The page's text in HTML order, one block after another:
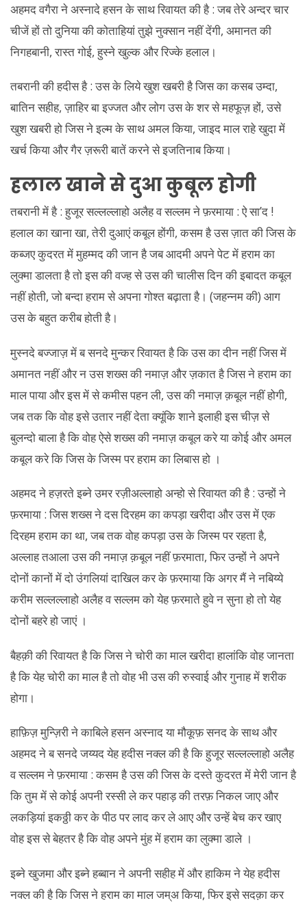
अहमद वगैरा ने अस्नादे हसन के साथ रिवायत की है : जब तेरे अन्दर चार
चीजें हों तो दुनिया की कोताहियां तुझे नुक्सान नहीं देंगी, अमानत की
निगहबानी, रास्त गोई, हुस्ने खुल्क और रिज्के हलाल।
तबरानी की हदीस है : उस के लिये खुश खबरी है जिस का कसब उम्दा,
बातिन सहीह, ज़ाहिर बा इज्जत और लोग उस के शर से महफूज़ हों, उसे
खुश खबरी हो जिस ने इल्म के साथ अमल किया, जाइद माल राहे खुदा में
खर्च किया और गैर ज़रूरी बातें करने से इजतिनाब किया।
हलाल खाने से दुआ कुबूल होगी
तबरानी में है : हुजूर सल्लल्लाहो अलैह व सल्लम ने फ़रमाया : ऐ सा’द !
हलाल का खाना खा, तेरी दुआएं कबूल होंगी, कसम है उस ज़ात की जिस के
कब्जए कुदरत में मुहम्मद की जान है जब आदमी अपने पेट में हराम का
लुक्मा डालता है तो इस की वज्ह से उस की चालीस दिन की इबादत कबूल
नहीं होती, जो बन्दा हराम से अपना गोश्त बढ़ाता है। (जहन्नम की) आग
उस के बहुत करीब होती है।
मुस्नदे बज्जाज़ में ब सनदे मुन्कर रिवायत है कि उस का दीन नहीं जिस में
अमानत नहीं और न उस शख्स की नमाज़ और ज़कात है जिस ने हराम का
माल पाया और इस में से कमीस पहन ली, उस की नमाज़ क़बूल नहीं होगी,
जब तक कि वोह इसे उतार नहीं देता क्यूंकि शाने इलाही इस चीज़ से
बुलन्दो बाला है कि वोह ऐसे शख्स की नमाज़ कबूल करे या कोई और अमल
कबूल करे कि जिस के जिस्म पर हराम का लिबास हो ।
अहमद ने हज़रते इब्ने उमर रज़ीअल्लाहो अन्हो से रिवायत की है : उन्हों ने
फ़रमाया : जिस शख्स ने दस दिरहम का कपड़ा खरीदा और उस में एक
दिरहम हराम का था, जब तक वोह कपड़ा उस के जिस्म पर रहता है,
अल्लाह तआला उस की नमाज़ क़बूल नहीं फ़रमाता, फिर उन्हों ने अपने
दोनों कानों में दो उंगलियां दाखिल कर के फ़रमाया कि अगर मैं ने नबिय्ये
करीम सल्लल्लाहो अलैह व सल्लम को येह फ़रमाते हुवे न सुना हो तो येह
दोनों बहरे हो जाएं ।
बैहक़ी की रिवायत है कि जिस ने चोरी का माल खरीदा हालांकि वोह जानता
है कि येह चोरी का माल है तो वोह भी उस की रुस्वाई और गुनाह में शरीक
होगा।
हाफ़िज़ मुन्ज़िरी ने काबिले हसन अस्नाद या मौकूफ़ सनद के साथ और
अहमद ने ब सनदे जय्यद येह हदीस नक्ल की है कि हुजूर सल्लल्लाहो अलैह
व सल्लम ने फ़रमाया : कसम है उस की जिस के दस्ते कुदरत में मेरी जान है
कि तुम में से कोई अपनी रस्सी ले कर पहाड़ की तरफ़ निकल जाए और
लकड़ियां इकठ्ठी कर के पीठ पर लाद कर ले आए और उन्हें बेच कर खाए
वोह इस से बेहतर है कि वोह अपने मुंह में हराम का लुक्मा डाले ।
इब्ने खुजमा और इब्ने हब्बान ने अपनी सहीह में और हाकिम ने येह हदीस
नक्ल की है कि जिस ने हराम का माल जम्अ किया, फिर इसे सदक़ा कर